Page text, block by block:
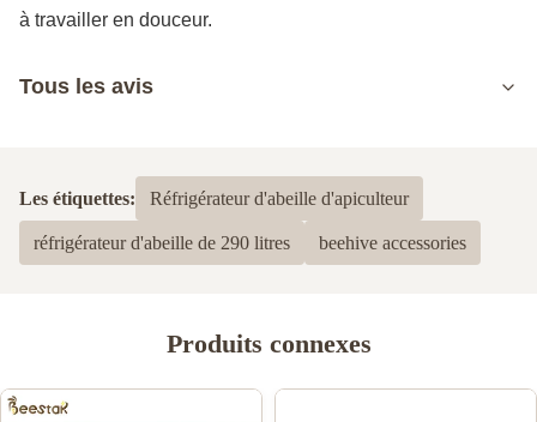
à travailler en douceur.
Tous les avis
Basé sur 50 critiques récemment
5
100%
B BeeFarmers Crib
Les étiquettes: Réfrigérateur d'abeille d'apiculteur
réfrigérateur d'abeille de 290 litres beehive accessories
Produits connexes